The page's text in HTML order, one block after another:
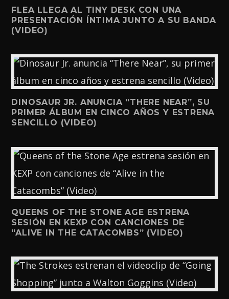
FLEA LLEGA AL TINY DESK CON UNA
PRESENTACIÓN ÍNTIMA JUNTO A SU BANDA
(VIDEO)
DINOSAUR JR. ANUNCIA “THERE NEAR”, SU
PRIMER ÁLBUM EN CINCO AÑOS Y ESTRENA
SENCILLO (VIDEO)
QUEENS OF THE STONE AGE ESTRENA
SESIÓN EN KEXP CON CANCIONES DE
“ALIVE IN THE CATACOMBS” (VIDEO)